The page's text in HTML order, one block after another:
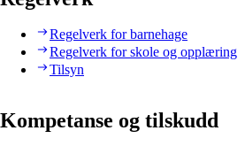
Regelverk for barnehage
Regelverk for skole og opplæring
Tilsyn
Kompetanse og tilskudd